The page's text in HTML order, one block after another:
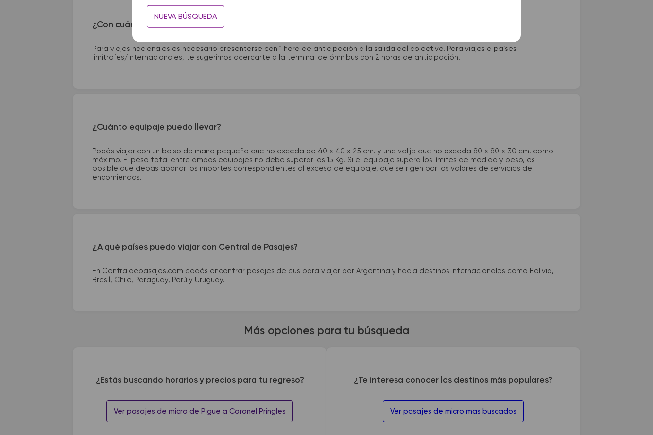
NUEVA BÚSQUEDA
¿Con cuánta anticipación debo presentarme en la terminal de micros?
Para viajes nacionales es necesario presentarse con 1 hora de anticipación a la salida del colectivo. Para viajes a países
limítrofes/internacionales, te sugerimos acercarte a la terminal de ómnibus con 2 horas de anticipación.
¿Cuánto equipaje puedo llevar?
Podés viajar con un bolso de mano pequeño que no exceda de 40 x 40 x 25 cm. y una valija que no exceda 80 x 80 x 30 cm. como
máximo. El peso total entre ambos equipajes no debe superar los 15 Kg. Si el equipaje supera los límites de medida y peso, es
posible que debas abonar los importes correspondientes al exceso de equipaje, que se rigen por los valores de servicios de
encomiendas.
¿A qué países puedo viajar con Central de Pasajes?
En Centraldepasajes.com podés encontrar pasajes de bus para viajar por Argentina y hacia destinos internacionales como Bolivia,
Brasil, Chile, Paraguay, Perú y Uruguay.
Más opciones para tu búsqueda
¿Estás buscando horarios y precios para tu regreso?
Ver pasajes de micro de Pigue a Coronel Pringles
¿Te interesa conocer los destinos más populares?
Ver pasajes de micro mas buscados